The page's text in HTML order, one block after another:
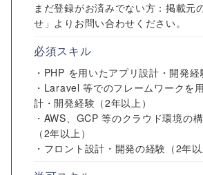
まだ登録がお済みでない方：掲載元
せ」よりお問い合わせください。
必須スキル
・PHP を用いたアプリ設計・開発経
・Laravel 等でのフレームワークを
計・開発経験（2年以上）
・AWS、GCP 等のクラウド環境の
（2年以上）
・フロント設計・開発の経験（2年以